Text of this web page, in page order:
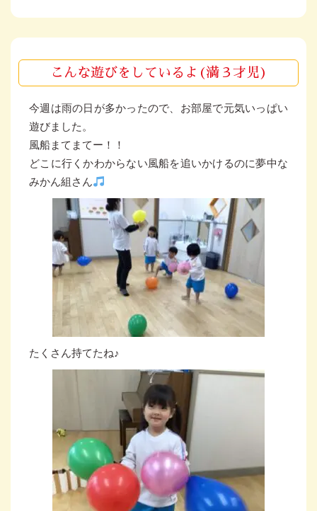
こんな遊びをしているよ(満３才児)
今週は雨の日が多かったので、お部屋で元気いっぱい
遊びました。
風船まてまてー！！
どこに行くかわからない風船を追いかけるのに夢中な
みかん組さん
たくさん持てたね♪